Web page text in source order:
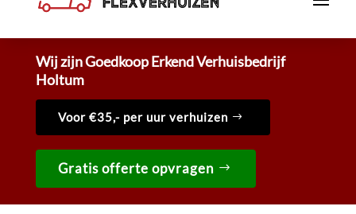
Wij zijn Goedkoop Erkend Verhuisbedrijf
Holtum
Voor €35,- per uur verhuizen
Gratis offerte opvragen